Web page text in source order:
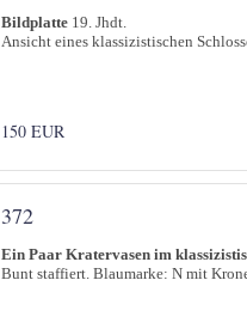
Bildplatte 19. Jhdt.
Ansicht eines klassizistischen
150 EUR
372
Ein Paar Kratervasen im
Bunt staffiert. Blaumarke: N mit